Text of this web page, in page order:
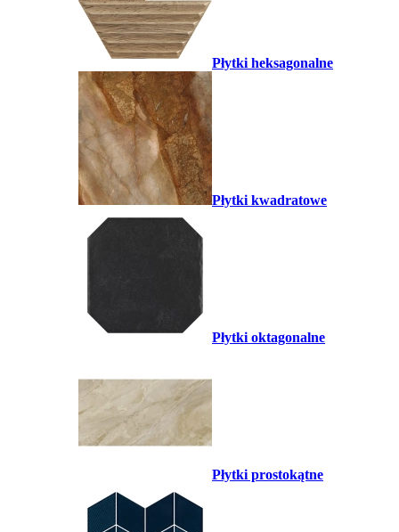
Płytki heksagonalne
Płytki kwadratowe
Płytki oktagonalne
Płytki prostokątne